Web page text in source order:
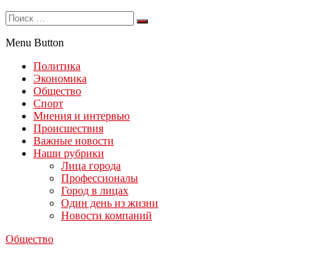
Menu Button
Политика
Экономика
Общество
Спорт
Мнения и интервью
Происшествия
Важные новости
Наши рубрики
Лица города
Профессионалы
Город в лицах
Один день из жизни
Новости компаний
Общество